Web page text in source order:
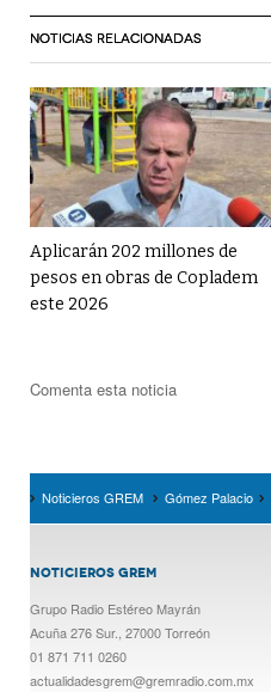
NOTICIAS RELACIONADAS
Aplicarán 202 millones de
pesos en obras de Copladem
este 2026
Comenta esta noticia
Noticieros GREM Gómez Palacio
NOTICIEROS GREM
Grupo Radio Estéreo Mayrán
Acuña 276 Sur., 27000 Torreón
01 871 711 0260
actualidadesgrem@gremradio.com.mx